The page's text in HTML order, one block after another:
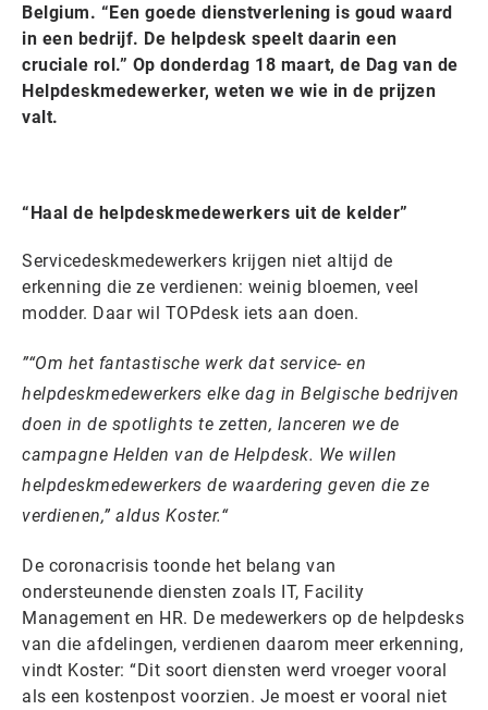
Belgium. “Een goede dienstverlening is goud waard
in een bedrijf. De helpdesk speelt daarin een
cruciale rol.” Op donderdag 18 maart, de Dag van de
Helpdeskmedewerker, weten we wie in de prijzen
valt.
“Haal de helpdeskmedewerkers uit de kelder”
Servicedeskmedewerkers krijgen niet altijd de
erkenning die ze verdienen: weinig bloemen, veel
modder. Daar wil TOPdesk iets aan doen.
“Om het fantastische werk dat service- en
helpdeskmedewerkers elke dag in Belgische bedrijven
doen in de spotlights te zetten, lanceren we de
campagne Helden van de Helpdesk. We willen
helpdeskmedewerkers de waardering geven die ze
verdienen,” aldus Koster.
De coronacrisis toonde het belang van
ondersteunende diensten zoals IT, Facility
Management en HR. De medewerkers op de helpdesks
van die afdelingen, verdienen daarom meer erkenning,
vindt Koster: “Dit soort diensten werd vroeger vooral
als een kostenpost voorzien. Je moest er vooral niet